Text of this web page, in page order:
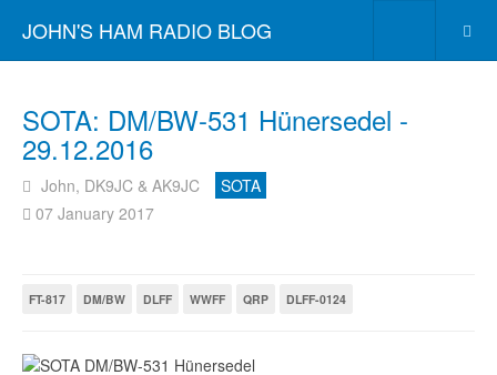
JOHN'S HAM RADIO BLOG
SOTA: DM/BW-531 Hünersedel -
29.12.2016
John, DK9JC & AK9JC
SOTA
07 January 2017
FT-817 DM/BW DLFF WWFF QRP DLFF-0124